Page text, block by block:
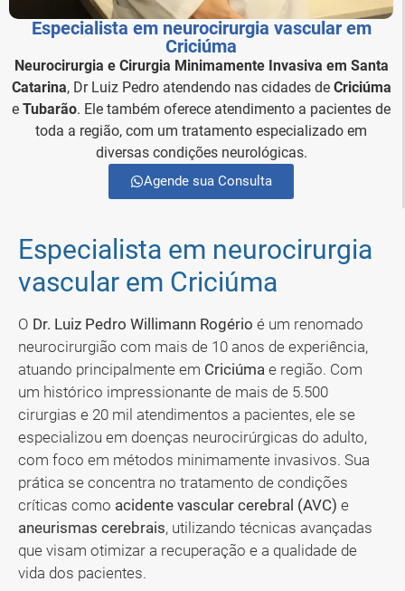
Especialista em neurocirurgia vascular em
Criciúma
Neurocirurgia e Cirurgia Minimamente Invasiva em Santa
Catarina, Dr Luiz Pedro atendendo nas cidades de Criciúma
e Tubarão. Ele também oferece atendimento a pacientes de
toda a região, com um tratamento especializado em
diversas condições neurológicas.
Agende sua Consulta
Especialista em neurocirurgia
vascular em Criciúma
O Dr. Luiz Pedro Willimann Rogério é um renomado
neurocirurgião com mais de 10 anos de experiência,
atuando principalmente em Criciúma e região. Com
um histórico impressionante de mais de 5.500
cirurgias e 20 mil atendimentos a pacientes, ele se
especializou em doenças neurocirúrgicas do adulto,
com foco em métodos minimamente invasivos. Sua
prática se concentra no tratamento de condições
críticas como acidente vascular cerebral (AVC) e
aneurismas cerebrais, utilizando técnicas avançadas
que visam otimizar a recuperação e a qualidade de
vida dos pacientes.